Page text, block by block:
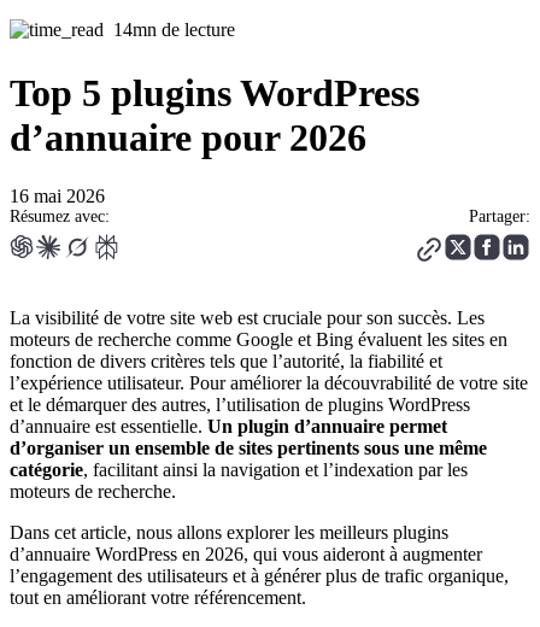
14mn de lecture
Top 5 plugins WordPress
d’annuaire pour 2026
16 mai 2026
Résumez avec: Partager:
La visibilité de votre site web est cruciale pour son succès. Les
moteurs de recherche comme Google et Bing évaluent les sites en
fonction de divers critères tels que l’autorité, la fiabilité et
l’expérience utilisateur. Pour améliorer la découvrabilité de votre site
et le démarquer des autres, l’utilisation de plugins WordPress
d’annuaire est essentielle. Un plugin d’annuaire permet
d’organiser un ensemble de sites pertinents sous une même
catégorie, facilitant ainsi la navigation et l’indexation par les
moteurs de recherche.
Dans cet article, nous allons explorer les meilleurs plugins
d’annuaire WordPress en 2026, qui vous aideront à augmenter
l’engagement des utilisateurs et à générer plus de trafic organique,
tout en améliorant votre référencement.